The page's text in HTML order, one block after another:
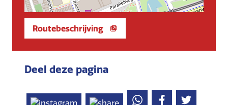
Routebeschrijving
Deel deze pagina